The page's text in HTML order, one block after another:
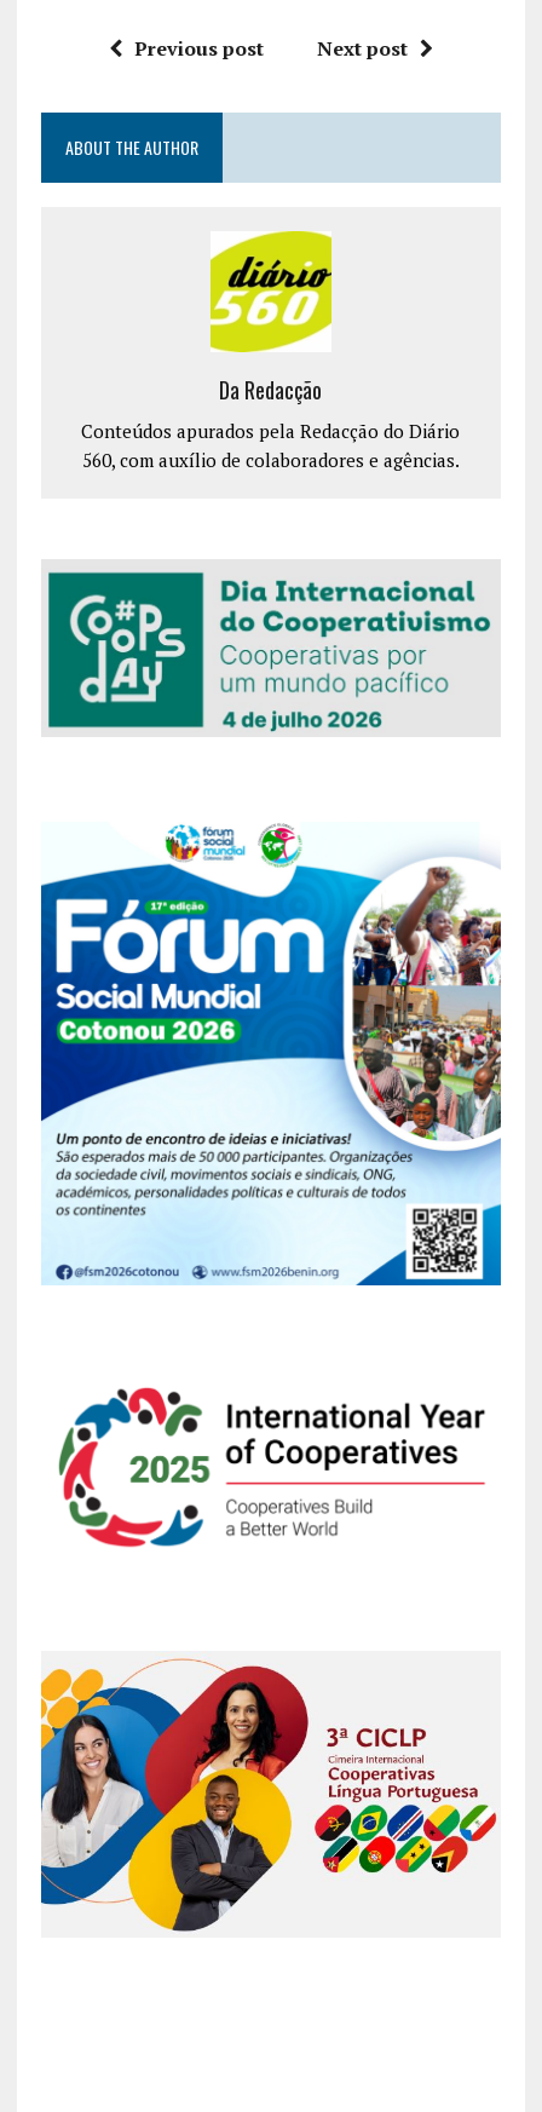
Previous post Next post
ABOUT THE AUTHOR
Da Redacção
Conteúdos apurados pela Redacção do Diário
560, com auxílio de colaboradores e agências.